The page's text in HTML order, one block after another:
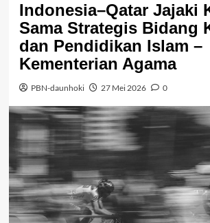
Indonesia–Qatar Jajaki
Sama Strategis Bidang
dan Pendidikan Islam –
Kementerian Agama
PBN-daunhoki 27 Mei 2026 0